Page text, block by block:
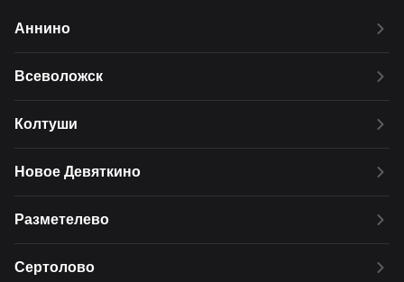
Аннино
Всеволожск
Колтуши
Новое Девяткино
Разметелево
Сертолово